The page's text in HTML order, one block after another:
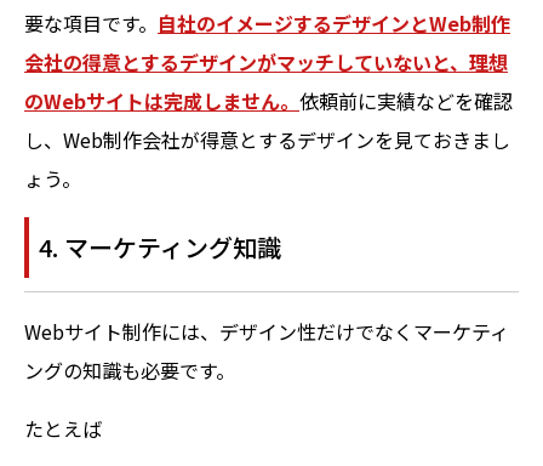
要な項目です。 自社のイメージするデザインとWeb制作
会社の得意とするデザインがマッチしていないと、理想
のWebサイトは完成しません。 依頼前に実績などを確認
し、Web制作会社が得意とするデザインを見ておきまし
ょう。
4. マーケティング知識
Webサイト制作には、デザイン性だけでなくマーケティ
ングの知識も必要です。
たとえば